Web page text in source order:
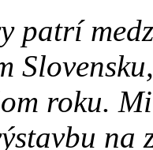
patrí
roku.
na